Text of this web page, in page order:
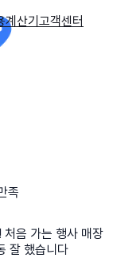
계산기고객센터
족
처음 가는 행사 매장
잘 했습니다